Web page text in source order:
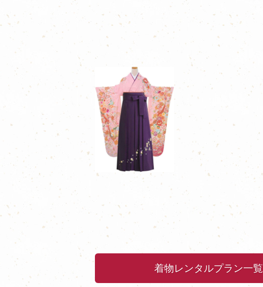
着物レンタルプラン一覧